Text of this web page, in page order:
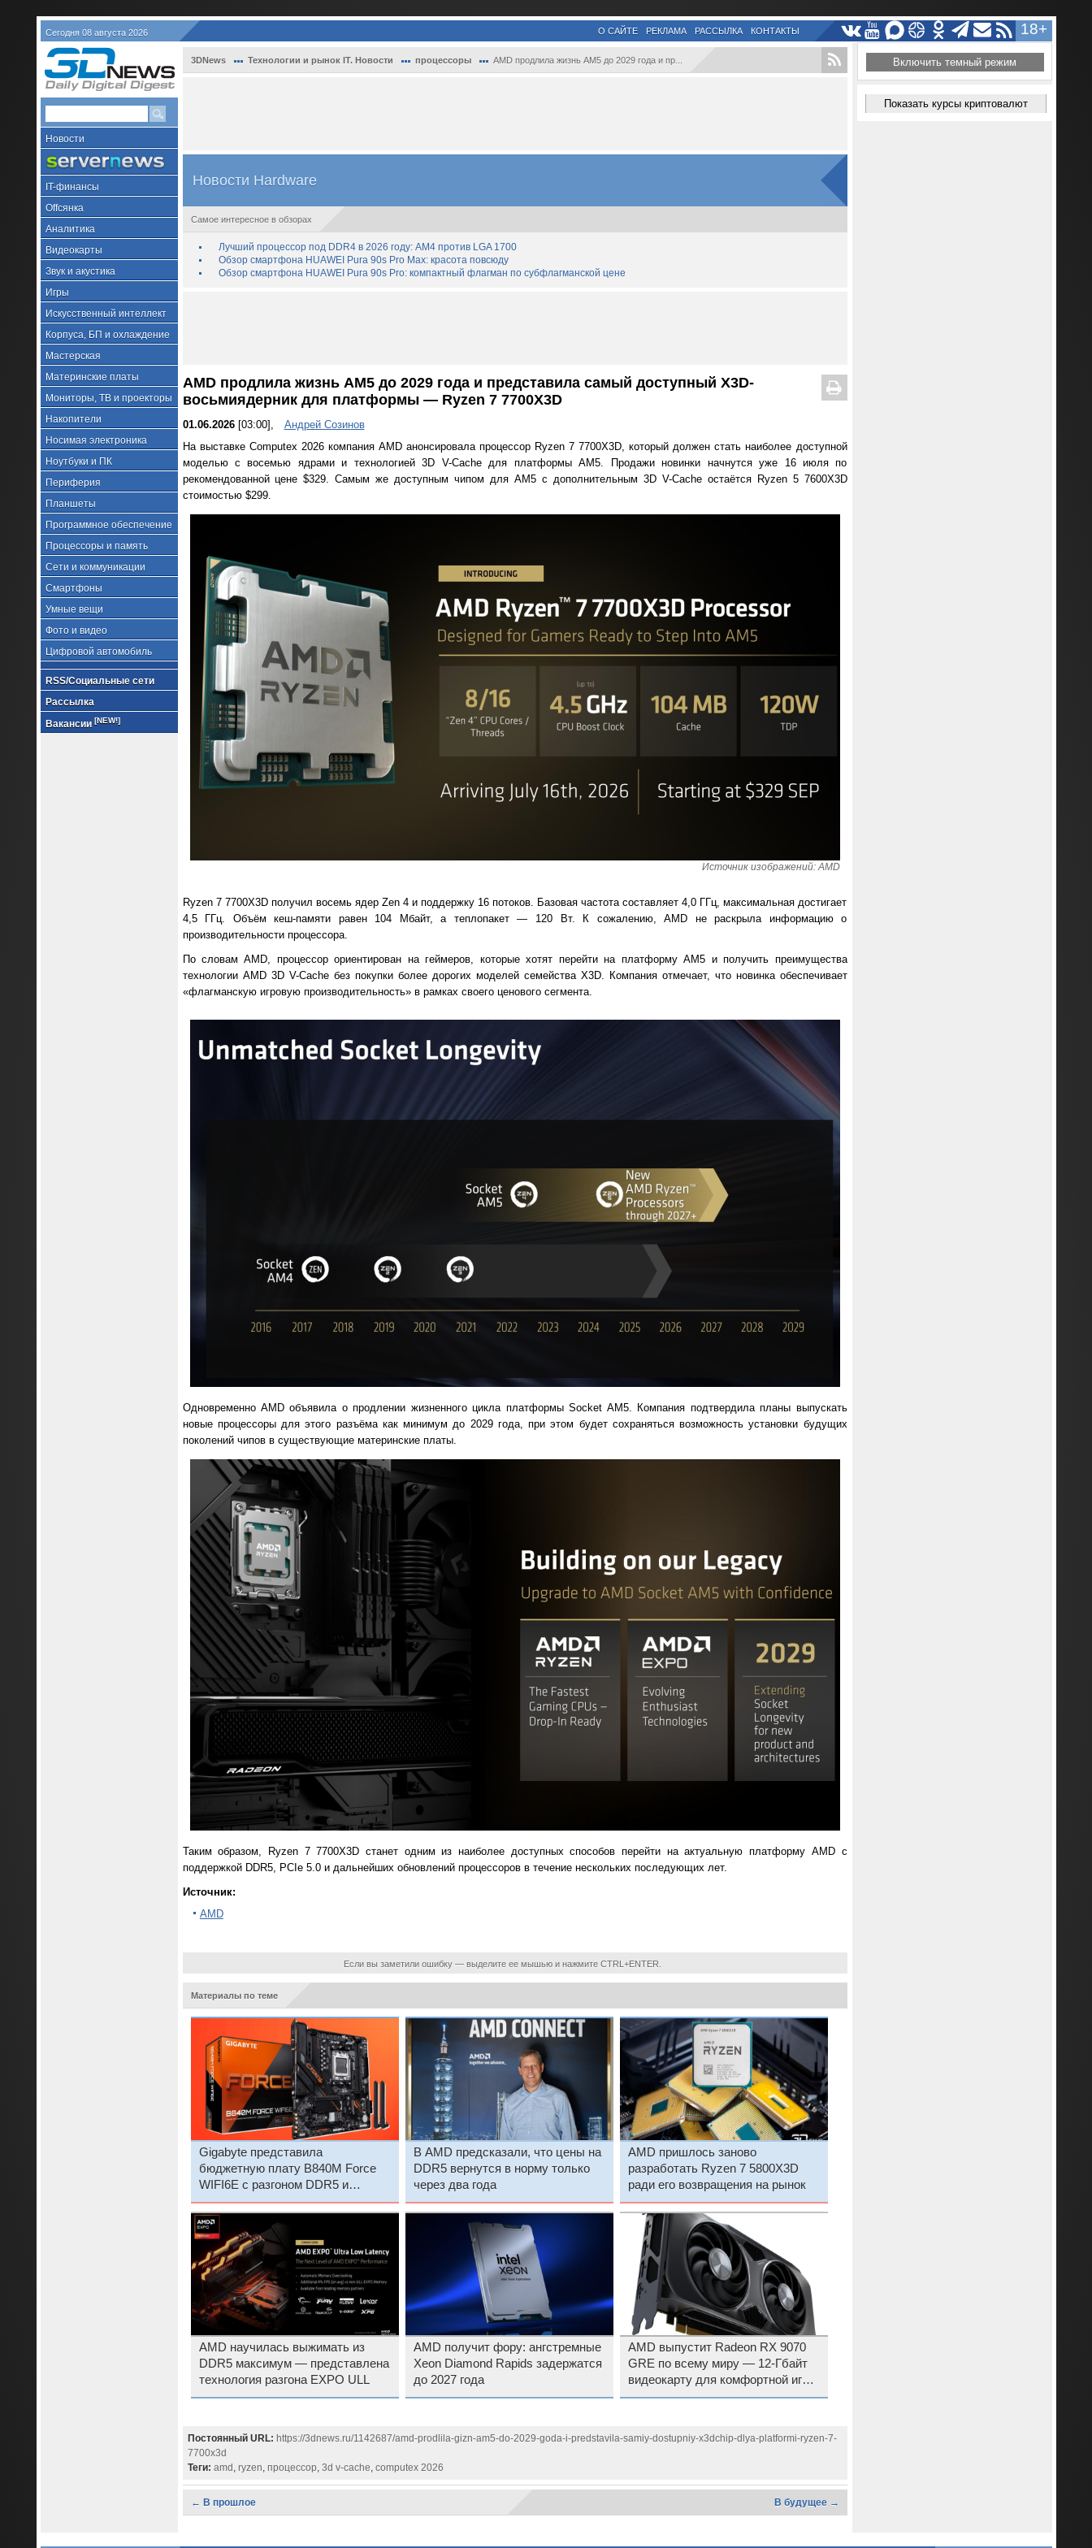
Сегодня 08 августа 2026 18+
О САЙТЕ РЕКЛАМА РАССЫЛКА КОНТАКТЫ
Новости
IT-финансы
Offсянка
Аналитика
Видеокарты
Звук и акустика
Игры
Искусственный интеллект
Корпуса, БП и охлаждение
Мастерская
Материнские платы
Мониторы, ТВ и проекторы
Накопители
Носимая электроника
Ноутбуки и ПК
Периферия
Планшеты
Программное обеспечение
Процессоры и память
Сети и коммуникации
Смартфоны
Умные вещи
Фото и видео
Цифровой автомобиль
RSS/Социальные сети
Рассылка
Вакансии [NEW!]
3DNews Технологии и рынок IT. Новости процессоры AMD продлила жизнь AM5 до 2029 года и пр...
Новости Hardware
Самое интересное в обзорах
Лучший процессор под DDR4 в 2026 году: AM4 против LGA 1700
Обзор смартфона HUAWEI Pura 90s Pro Max: красота повсюду
Обзор смартфона HUAWEI Pura 90s Pro: компактный флагман по субфлагманской цене
AMD продлила жизнь AM5 до 2029 года и представила самый доступный X3D-
восьмиядерник для платформы — Ryzen 7 7700X3D
01.06.2026[03:00],
Андрей Созинов
На выставке Computex 2026 компания AMD анонсировала процессор Ryzen 7 7700X3D, который должен стать наиболее доступной
моделью с восемью ядрами и технологией 3D V-Cache для платформы AM5. Продажи новинки начнутся уже 16 июля по
рекомендованной цене $329. Самым же доступным чипом для AM5 с дополнительным 3D V-Cache остаётся Ryzen 5 7600X3D
стоимостью $299.
Источник изображений: AMD
Ryzen 7 7700X3D получил восемь ядер Zen 4 и поддержку 16 потоков. Базовая частота составляет 4,0 ГГц, максимальная достигает
4,5 ГГц. Объём кеш-памяти равен 104 Мбайт, а теплопакет — 120 Вт. К сожалению, AMD не раскрыла информацию о
производительности процессора.
По словам AMD, процессор ориентирован на геймеров, которые хотят перейти на платформу AM5 и получить преимущества
технологии AMD 3D V-Cache без покупки более дорогих моделей семейства X3D. Компания отмечает, что новинка обеспечивает
«флагманскую игровую производительность» в рамках своего ценового сегмента.
Одновременно AMD объявила о продлении жизненного цикла платформы Socket AM5. Компания подтвердила планы выпускать
новые процессоры для этого разъёма как минимум до 2029 года, при этом будет сохраняться возможность установки будущих
поколений чипов в существующие материнские платы.
Таким образом, Ryzen 7 7700X3D станет одним из наиболее доступных способов перейти на актуальную платформу AMD с
поддержкой DDR5, PCIe 5.0 и дальнейших обновлений процессоров в течение нескольких последующих лет.
Источник:
AMD
Если вы заметили ошибку — выделите ее мышью и нажмите CTRL+ENTER.
Материалы по теме
Gigabyte представила
бюджетную плату B840M Force
WIFI6E с разгоном DDR5 и
оптимизациями для Ryzen X3D
В AMD предсказали, что цены на
DDR5 вернутся в норму только
через два года
AMD пришлось заново
разработать Ryzen 7 5800X3D
ради его возвращения на рынок
AMD научилась выжимать из
DDR5 максимум — представлена
технология разгона EXPO ULL
AMD получит фору: ангстремные
Xeon Diamond Rapids задержатся
до 2027 года
AMD выпустит Radeon RX 9070
GRE по всему миру — 12-Гбайт
видеокарту для комфортной игры
в 1440p оценили в $549
Постоянный URL: https://3dnews.ru/1142687/amd-prodlila-gizn-am5-do-2029-goda-i-predstavila-samiy-dostupniy-x3dchip-dlya-platformi-ryzen-7-
7700x3d
Теги: amd ryzen процессор 3d v-cache computex 2026
← В прошлое В будущее →
Включить темный режим
Показать курсы криптовалют